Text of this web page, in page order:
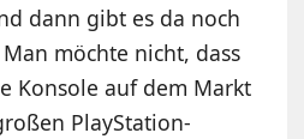
dann gibt es da noch
möchte nicht, dass
Konsole auf dem Markt
PlayStation-